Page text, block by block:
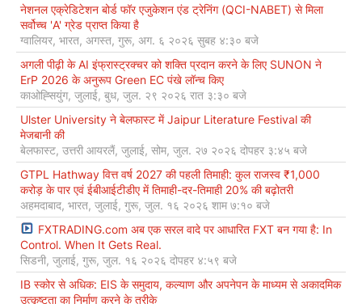
नेशनल एक्रेडिटेशन बोर्ड फॉर एजुकेशन एंड ट्रेनिंग (QCI-NABET) से मिला
सर्वोच्च 'A' ग्रेड प्राप्त किया है
ग्वालियर, भारत, अगस्त, गुरू, अग. ६ २०२६ सुबह ४:३० बजे
अगली पीढ़ी के AI इंफ्रास्ट्रक्चर को शक्ति प्रदान करने के लिए SUNON ने
ErP 2026 के अनुरूप Green EC पंखे लॉन्च किए
काओह्सियुंग, जुलाई, बुध, जुल. २९ २०२६ रात ३:३० बजे
Ulster University ने बेलफास्ट में Jaipur Literature Festival की
मेजबानी की
बेलफास्ट, उत्तरी आयरलैं, जुलाई, सोम, जुल. २७ २०२६ दोपहर ३:४५ बजे
GTPL Hathway वित्त वर्ष 2027 की पहली तिमाही: कुल राजस्व ₹1,000
करोड़ के पार एवं ईबीआईटीडीए में तिमाही-दर-तिमाही 20% की बढ़ोतरी
अहमदाबाद, भारत, जुलाई, गुरू, जुल. १६ २०२६ शाम ७:१० बजे
FXTRADING.com अब एक सरल वादे पर आधारित FXT बन गया है: In
Control. When It Gets Real.
सिडनी, जुलाई, गुरू, जुल. १६ २०२६ दोपहर ४:५९ बजे
IB स्कोर से अधिक: EIS के समुदाय, कल्याण और अपनेपन के माध्यम से अकादमिक
उत्कृष्टता का निर्माण करने के तरीके